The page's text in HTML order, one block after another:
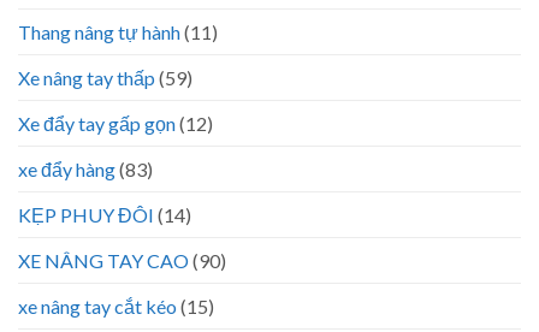
Thang nâng tự hành(11)
Xe nâng tay thấp (59)
Xe đẩy tay gấp gọn(12)
xe đẩy hàng(83)
KẸP PHUY ĐÔI (14)
XE NÂNG TAY CAO(90)
xe nâng tay cắt kéo (15)